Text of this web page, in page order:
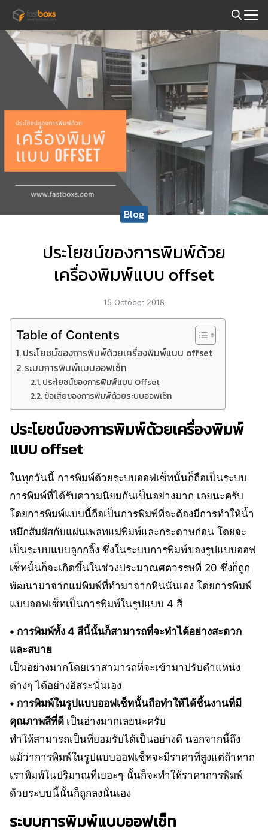
Skip
content
Search
for:
Blog
ประโยชน์ของการพิมพ์ด้วย
เครื่องพิมพ์แบบ offset
15 October 2018
Table of Contents
ประโยชน์ของการพิมพ์ด้วยเครื่องพิมพ์แบบ offset
ระบบการพิมพ์แบบออฟเซ็ท
ประโยชน์ของการพิมพ์แบบ Offset
ข้อเสียของการพิมพ์ด้วยระบบออฟเซ็ท
ประโยชน์ของการพิมพ์ด้วยเครื่องพิมพ์
แบบ offset
ในทุกวันนี้ การพิมพ์ด้วยระบบออฟเซ็ทนั้นก็ถือเป็นระบบ
การพิมพ์ที่ได้รับความนิยมกันเป็นอย่างมาก เลยนะครับ
โดยการพิมพ์แบบนี้ถือเป็นการพิมพ์ที่จะต้องมีการทำให้น้ำ
หมึกสัมผัสกับแผ่นเพลทแม่พิมพ์และกระดาษก่อน โดยจะ
เป็นระบบแบบลูกกลิ้ง ซึ่งในระบบการพิมพ์ของรูปแบบออฟ
เซ็ทนั้นก็จะเกิดขึ้นในช่วงประมาณศตวรรษที่ 20 ซึ่งก็ถูก
พัฒนามาจากแม่พิมพ์ที่ทำมาจากหินนั่นเอง โดยการพิมพ์
แบบออฟเซ็ทเป็นการพิมพ์ในรูปแบบ 4 สี
• การพิมพ์ทั้ง 4 สีนี้นั้นก็สามารถที่จะทำได้อย่างสะดวก
และสบาย
เป็นอย่างมากโดยเราสามารถที่จะเข้ามาปรับตำแหน่ง
ต่างๆ ได้อย่างอิสระนั่นเอง
• การพิมพ์ในรูปแบบออฟเซ็ทนั้นถือทำให้ได้ชิ้นงานที่มี
คุณภาพสีที่ดี เป็นอ่างมากเลยนะครับ
ทำให้สามารถเป็นที่ยอมรับได้เป็นอย่างดี นอกจากนี้ถึง
แม้ว่าการพิมพ์ในรูปแบบออฟเซ็ทจะมีราคาที่สูงแต่ถ้าหาก
เราพิมพ์ในปริมาณที่เยอะๆ นั้นก็จะทำให้ราคาการพิมพ์
ด้วยระบบนี้นั้นก็ถูกลงนั่นเอง
ระบบการพิมพ์แบบออฟเซ็ท